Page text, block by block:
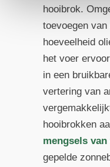
hooibrok.
toevoegen
hoeveelheid
het voer
in een
vertering van
hooibrokken
mengsels
gepelde